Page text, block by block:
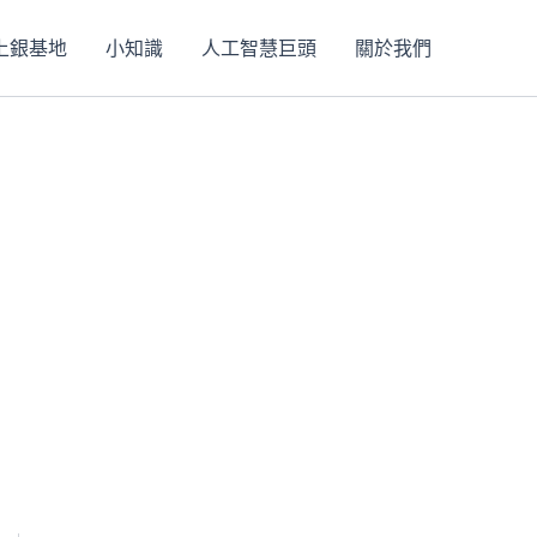
銀基地 小知識 人工智慧巨頭 關於我們